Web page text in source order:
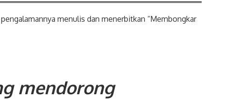
menulis dan menerbitkan “Membongkar
mendorong